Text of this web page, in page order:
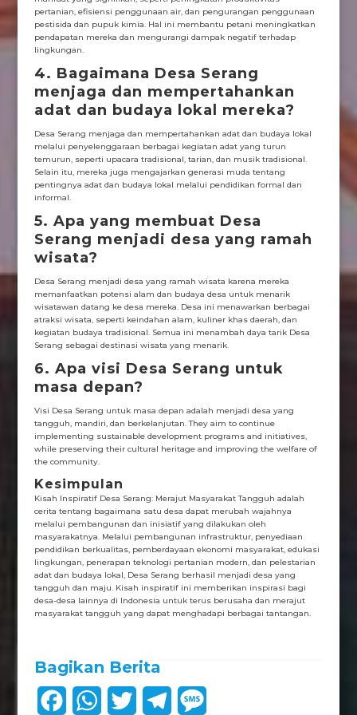
pertanian, efisiensi penggunaan air, dan pengurangan penggunaan
pestisida dan pupuk kimia. Hal ini membantu petani meningkatkan
pendapatan mereka dan mengurangi dampak negatif terhadap
lingkungan.
4. Bagaimana Desa Serang
menjaga dan mempertahankan
adat dan budaya lokal mereka?
Desa Serang menjaga dan mempertahankan adat dan budaya lokal
melalui penyelenggaraan berbagai kegiatan adat yang turun
temurun, seperti upacara tradisional, tarian, dan musik tradisional.
Selain itu, mereka juga mengajarkan generasi muda tentang
pentingnya adat dan budaya lokal melalui pendidikan formal dan
informal.
5. Apa yang membuat Desa
Serang menjadi desa yang ramah
wisata?
Desa Serang menjadi desa yang ramah wisata karena mereka
memanfaatkan potensi alam dan budaya desa untuk menarik
wisatawan datang ke desa mereka. Desa ini menawarkan berbagai
atraksi wisata, seperti keindahan alam, kuliner khas daerah, dan
kegiatan budaya tradisional. Semua ini menambah daya tarik Desa
Serang sebagai destinasi wisata yang menarik.
6. Apa visi Desa Serang untuk
masa depan?
Visi Desa Serang untuk masa depan adalah menjadi desa yang
tangguh, mandiri, dan berkelanjutan. They aim to continue
implementing sustainable development programs and initiatives,
while preserving their cultural heritage and improving the welfare of
the community.
Kesimpulan
Kisah Inspiratif Desa Serang: Merajut Masyarakat Tangguh adalah
cerita tentang bagaimana satu desa dapat merubah wajahnya
melalui pembangunan dan inisiatif yang dilakukan oleh
masyarakatnya. Melalui pembangunan infrastruktur, penyediaan
pendidikan berkualitas, pemberdayaan ekonomi masyarakat, edukasi
lingkungan, penerapan teknologi pertanian modern, dan pelestarian
adat dan budaya lokal, Desa Serang berhasil menjadi desa yang
tangguh dan maju. Kisah inspiratif ini memberikan inspirasi bagi
desa-desa lainnya di Indonesia untuk terus berusaha dan merajut
masyarakat tangguh yang dapat menghadapi berbagai tantangan.
Bagikan Berita
W